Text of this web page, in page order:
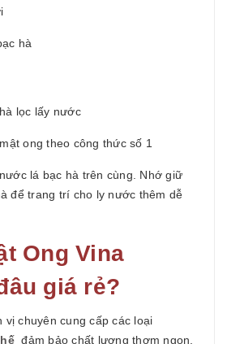
hà
lọc lấy nước
ong theo công thức số 1
lá bạc hà trên cùng. Nhớ giữ
để trang trí cho ly nước thêm dễ
Ong Vina
giá rẻ?
vị chuyên cung cấp các loại
đảm bảo chất lượng thơm ngon,